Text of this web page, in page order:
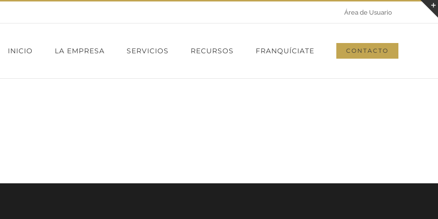
Área de Usuario
INICIO LA EMPRESA SERVICIOS RECURSOS FRANQUÍCIATE CONTACTO